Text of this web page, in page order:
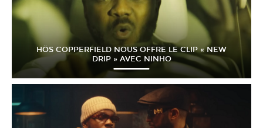
HÖS COPPERFIELD NOUS OFFRE LE CLIP « NEW
DRIP » AVEC NINHO